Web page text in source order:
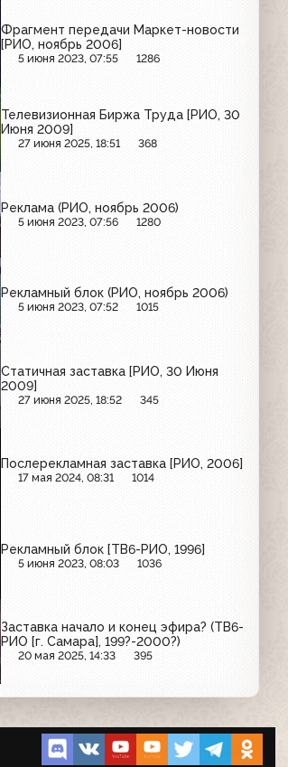
Фрагмент передачи Маркет-новости
[РИО, ноябрь 2006]
5 июня 2023, 07:55 1286
Телевизионная Биржа Труда [РИО, 30
Июня 2009]
27 июня 2025, 18:51 368
Реклама (РИО, ноябрь 2006)
5 июня 2023, 07:56 1280
Рекламный блок (РИО, ноябрь 2006)
5 июня 2023, 07:52 1015
Статичная заставка [РИО, 30 Июня
2009]
27 июня 2025, 18:52 345
Послерекламная заставка [РИО, 2006]
17 мая 2024, 08:31 1014
Рекламный блок [ТВ6-РИО, 1996]
5 июня 2023, 08:03 1036
Заставка начало и конец эфира? (ТВ6-
РИО [г. Самара], 199?-2000?)
20 мая 2025, 14:33 395